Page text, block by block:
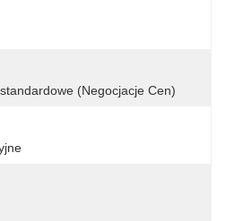
(negocjacje Cen)